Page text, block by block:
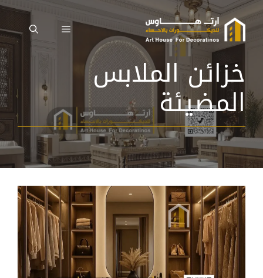
انتقل
إلى
المحتوى القائمة
خزائن الملابس
المضيئة